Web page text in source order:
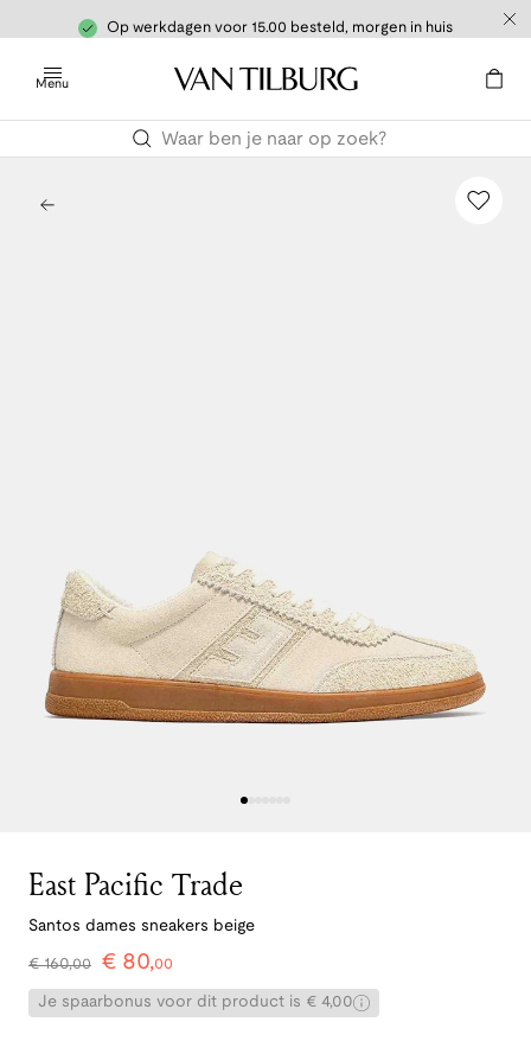
Op werkdagen voor 15.00 besteld, morgen in huis
Menu
East Pacific Trade
Santos dames sneakers beige
€160,00 € 80,00
Je spaarbonus voor dit product is € 4,00